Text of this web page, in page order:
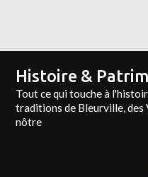
Histoire &
Tout ce qui touche à
traditions de Bleurville, des
nôtre